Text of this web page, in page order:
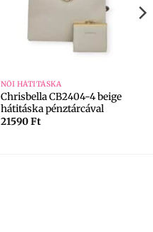
NŐI HÁTITÁSKA
Chrisbella CB2404-4 beige
hátitáska pénztárcával
21590Ft